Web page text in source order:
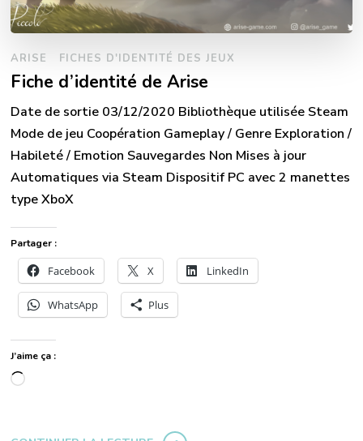
ARISE FICHES D'IDENTITÉ DES JEUX
Fiche d’identité de Arise
Date de sortie 03/12/2020 Bibliothèque utilisée Steam
Mode de jeu Coopération Gameplay / Genre Exploration /
Habileté / Emotion Sauvegardes Non Mises à jour
Automatiques via Steam Dispositif PC avec 2 manettes
type XboX
Partager :
Facebook X LinkedIn
WhatsApp Plus
J’aime ça :
Chargement…